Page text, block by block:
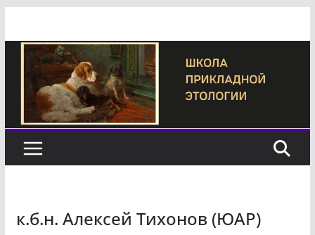
содержимому
к.б.н. Алексей Тихонов (ЮАР)